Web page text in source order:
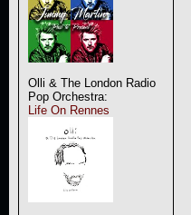
Olli & The London Radio
Pop Orchestra:
Life On Rennes